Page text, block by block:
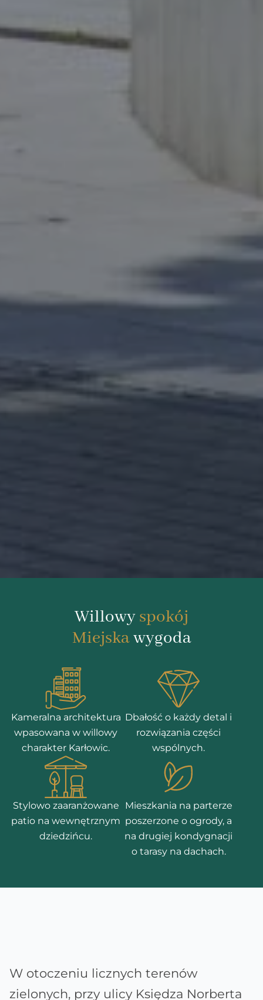
Willowyspokój
Miejskawygoda
Kameralna architektura
wpasowana w willowy
charakter Karłowic.
Dbałość o każdy detal i
rozwiązania części
wspólnych.
Stylowo zaaranżowane
patio na wewnętrznym
dziedzińcu.
Mieszkania na parterze
poszerzone o ogrody, a
na drugiej kondygnacji
o tarasy na dachach.
W otoczeniu licznych terenów
zielonych, przy ulicy Księdza Norberta